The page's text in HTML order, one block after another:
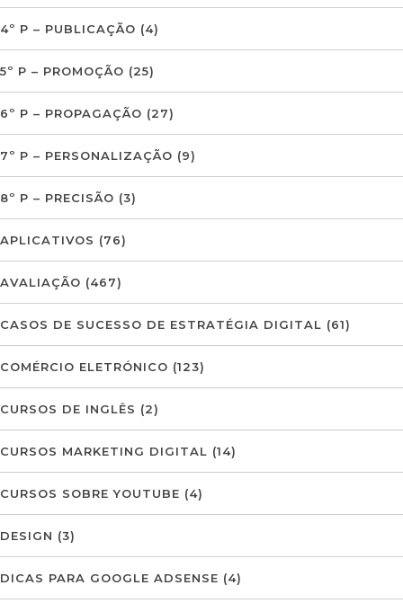
4º P – PUBLICAÇÃO (4)
5º P – PROMOÇÃO (25)
6º P – PROPAGAÇÃO (27)
7º P – PERSONALIZAÇÃO (9)
8º P – PRECISÃO (3)
APLICATIVOS (76)
AVALIAÇÃO (467)
CASOS DE SUCESSO DE ESTRATÉGIA DIGITAL (61)
COMÉRCIO ELETRÓNICO (123)
CURSOS DE INGLÊS (2)
CURSOS MARKETING DIGITAL (14)
CURSOS SOBRE YOUTUBE (4)
DESIGN (3)
DICAS PARA GOOGLE ADSENSE (4)